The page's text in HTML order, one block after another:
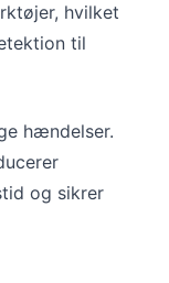
hvilket
til
hændelser.
og sikrer